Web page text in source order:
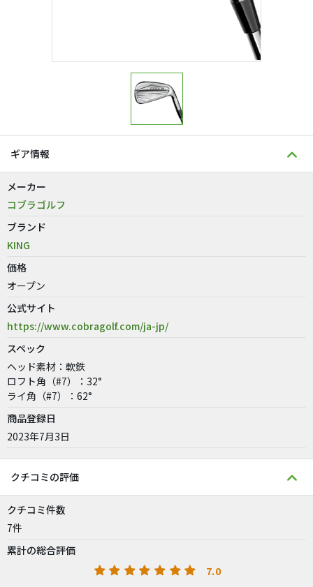
ギア情報
メーカー
コブラゴルフ
ブランド
KING
価格
オープン
公式サイト
https://www.cobragolf.com/ja-jp/
スペック
ヘッド素材：軟鉄
ロフト角（#7）：32°
ライ角（#7）：62°
商品登録日
2023年7月3日
クチコミの評価
クチコミ件数
7件
累計の総合評価
7.0